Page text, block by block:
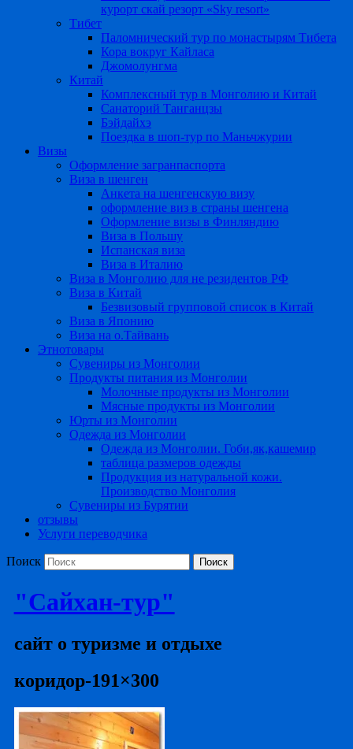
курорт скай резорт «Sky resort»
Тибет
Паломнический тур по монастырям Тибета
Кора вокруг Кайласа
Джомолунгма
Китай
Комплексный тур в Монголию и Китай
Санаторий Танганцзы
Бэйдайхэ
Поездка в шоп-тур по Маньчжурии
Визы
Оформление загранпаспорта
Виза в шенген
Анкета на шенгенскую визу
оформление виз в страны шенгена
Оформление визы в Финляндию
Виза в Польшу
Испанская виза
Виза в Италию
Виза в Монголию для не резидентов РФ
Виза в Китай
Безвизовый групповой список в Китай
Виза в Японию
Виза на о.Тайвань
Этнотовары
Сувениры из Монголии
Продукты питания из Монголии
Молочные продукты из Монголии
Мясные продукты из Монголии
Юрты из Монголии
Одежда из Монголии
Одежда из Монголии. Гоби,як,кашемир
таблица размеров одежды
Продукция из натуральной кожи.
Производство Монголия
Сувениры из Бурятии
отзывы
Услуги переводчика
Поиск
"Сайхан-тур"
сайт о туризме и отдыхе
коридор-191×300